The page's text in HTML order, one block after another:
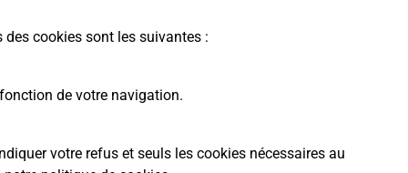
cookies sont les suivantes :
de votre navigation.
votre refus et seuls les cookies nécessaires au